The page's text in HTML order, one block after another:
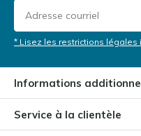
Par
* Lisez les restrictions légales
Informations
Service à la clientèle